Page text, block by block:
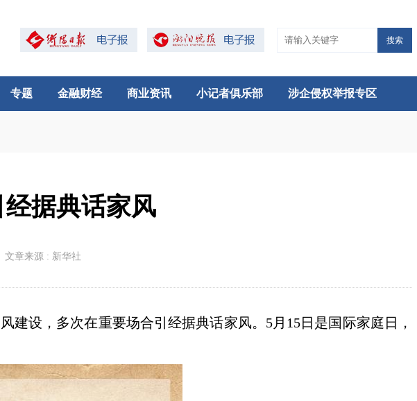
搜索
专题 金融财经 商业资讯 小记者俱乐部 涉企侵权举报专区
据典话家风
文章来源 : 新华社
设，多次在重要场合引经据典话家风。5月15日是国际家庭日，